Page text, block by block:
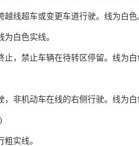
线超车或变更车道行驶。线为白色
白色实线。
止，禁止车辆在待转区停留。线为白
非机动车在线的右侧行驶。线为白
实线。